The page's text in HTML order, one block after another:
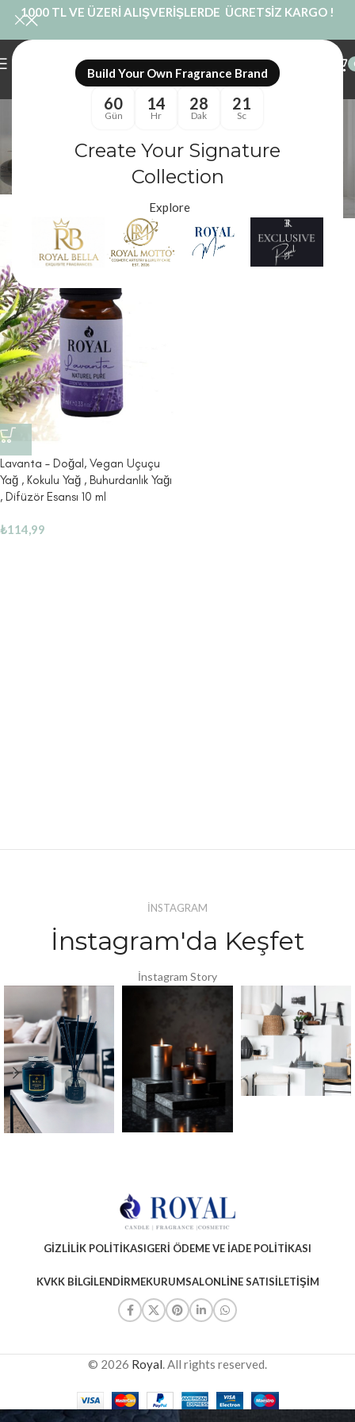
Build Your Own Fragrance Brand
60
Gün
14
Hr
28
Dak
20
Sc
Create Your Signature
Collection
Explore
1000 TL VE ÜZERİ ALIŞVERİŞLERDE ÜCRETSİZ KARGO !
Doğal Lavanta Yağı
Royal Mum
Ürünler “Doğal Lavanta Yağı” olarak etiketlendi
Lavanta – Doğal, Vegan Uçuçu
Yağ , Kokulu Yağ , Buhurdanlık Yağı
, Difüzör Esansı 10 ml
₺114,99
İNSTAGRAM
İnstagram'da Keşfet
İnstagram Story
GIZLILIK POLITIKASIGERI ÖDEME VE İADE POLITIKASI
KVKK BILGILENDIRMEKURUMSALONLINE SATISİLETIŞIM
© 2026 Royal. All rights reserved.